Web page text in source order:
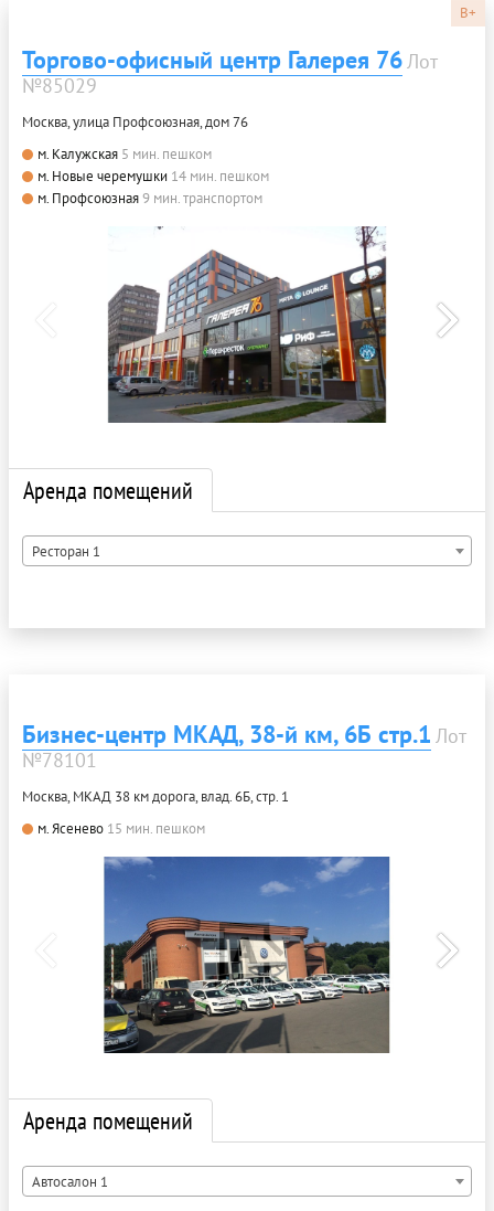
B+
Торгово-офисный центр Галерея 76Лот
№85029
Москва, улица Профсоюзная, дом 76
м. Калужская 5 мин. пешком
м. Новые черемушки 14 мин. пешком
м. Профсоюзная9 мин. транспортом
Аренда помещений
Ресторан 1
Бизнес-центр МКАД, 38‑й км, 6Б стр.1 Лот
№78101
Москва, МКАД 38 км дорога, влад. 6Б, стр. 1
м. Ясенево 15 мин. пешком
Аренда помещений
Автосалон 1